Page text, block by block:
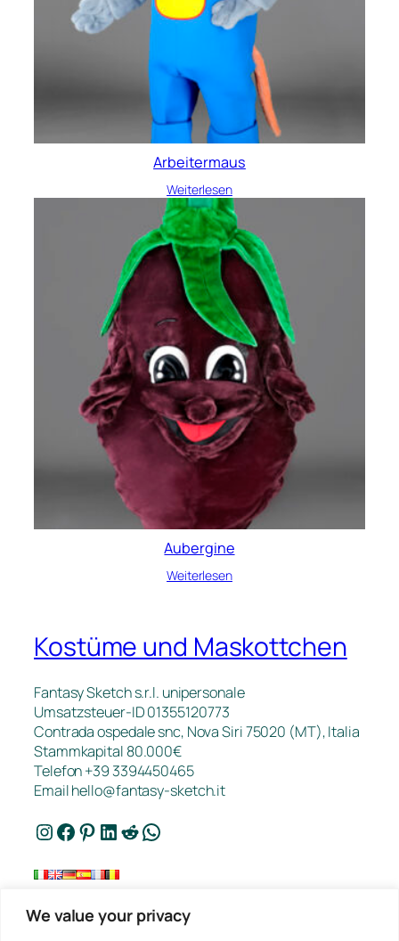
We value your privacy
Arbeitermaus
Weiterlesen
Aubergine
Weiterlesen
Kostüme und Maskottchen
Fantasy Sketch s.r.l. unipersonale
Umsatzsteuer-ID 01355120773
Contrada ospedale snc, Nova Siri 75020 (MT), Italia
Stammkapital 80.000€
Telefon +39 3394450465
Emailhello@fantasy-sketch.it
Instagram Facebook Pinterest LinkedIn Reddit WhatsApp